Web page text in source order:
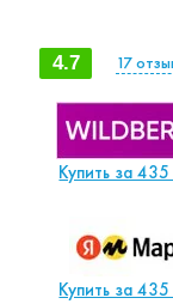
4.7 17
Купить за
Купить за